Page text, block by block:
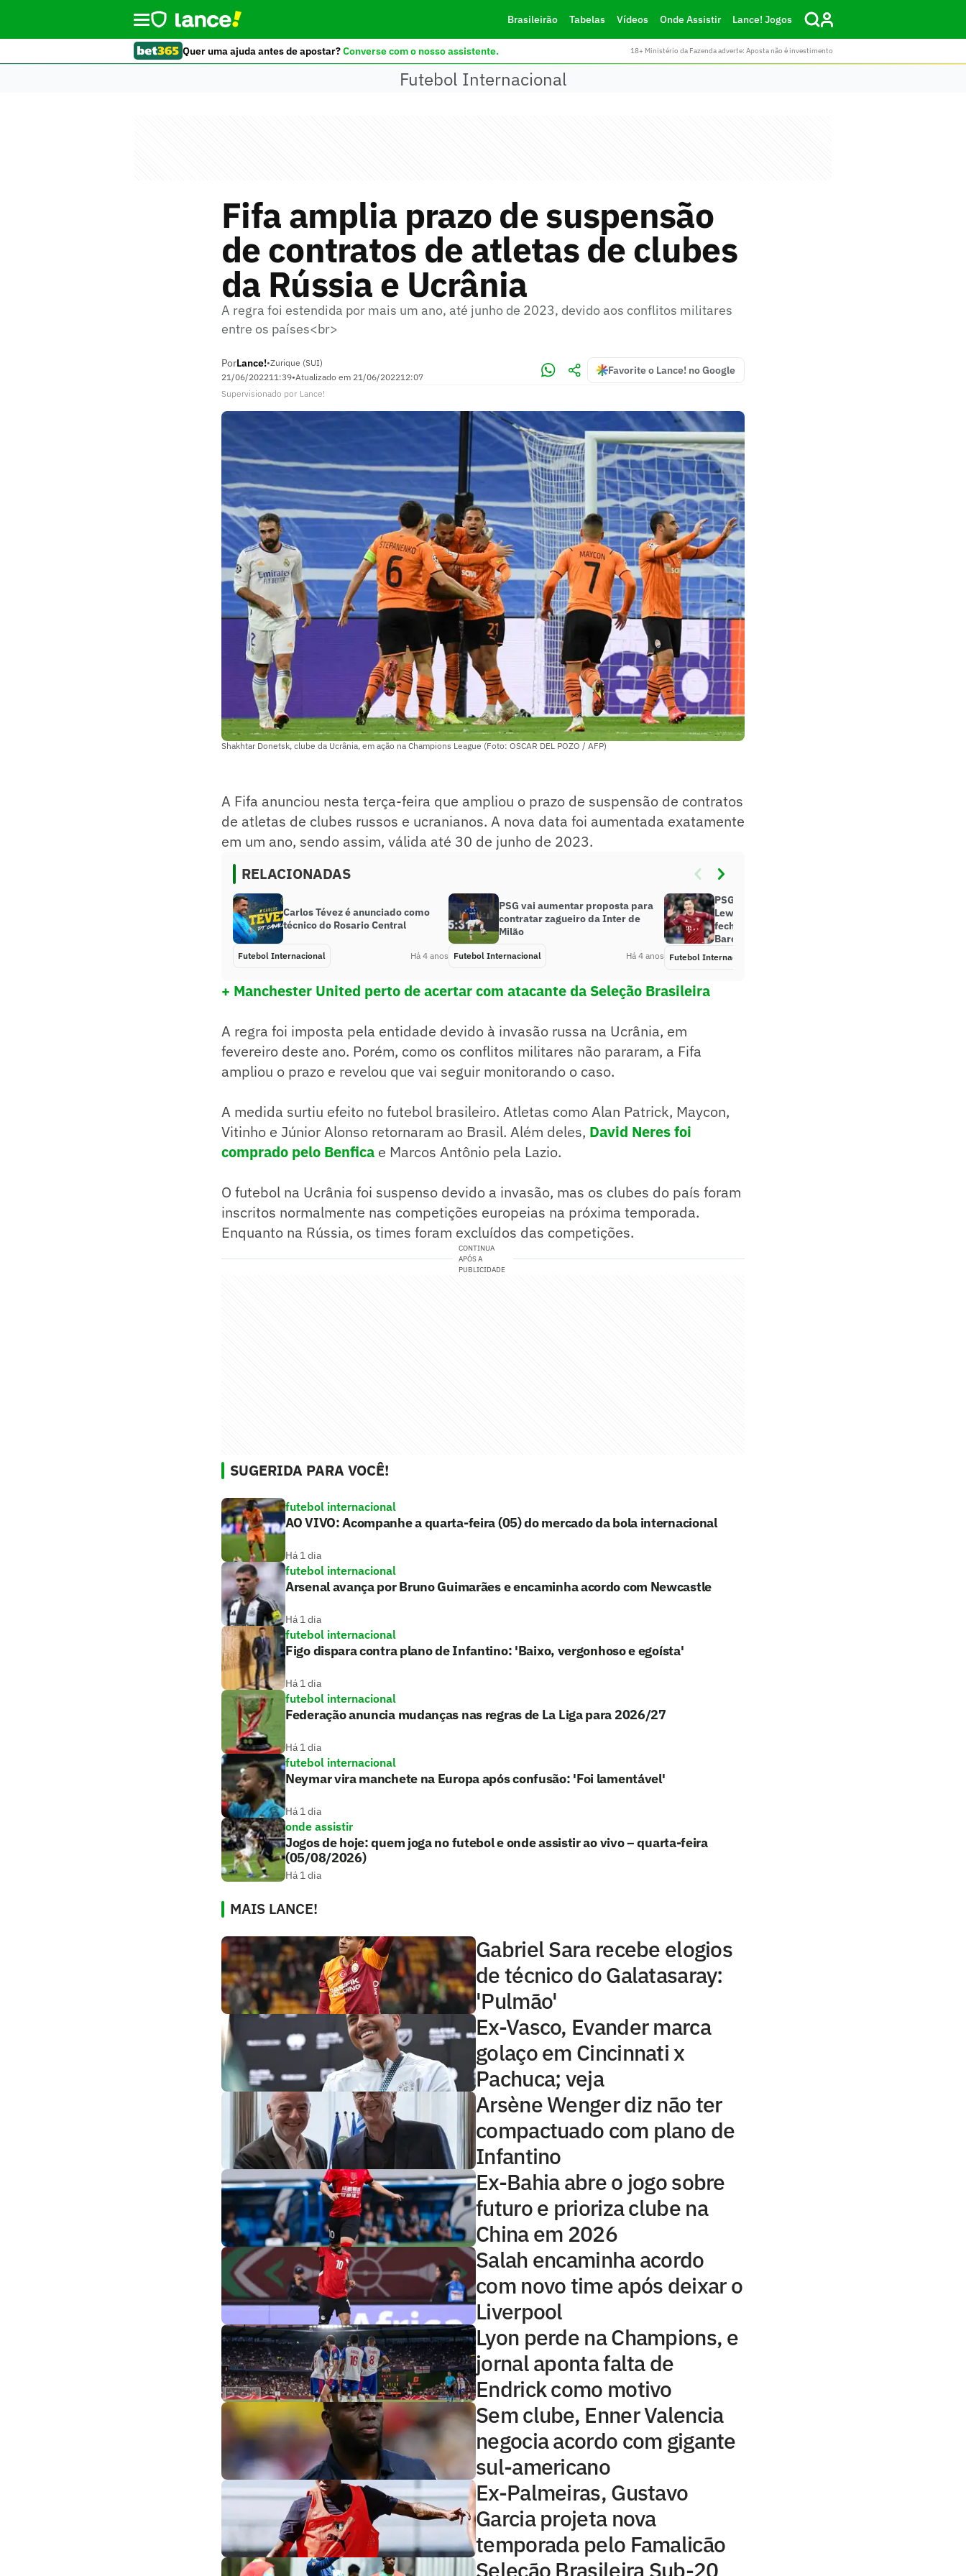
Brasileirão Tabelas Vídeos Onde Assistir Lance! Jogos
Quer uma ajuda antes de apostar?Converse com o nosso assistente. 18+ Ministério da Fazenda adverte: Aposta não é investimento
Futebol Internacional
Fifa amplia prazo de suspensão
de contratos de atletas de clubes
da Rússia e Ucrânia
A regra foi estendida por mais um ano, até junho de 2023, devido aos conflitos militares
entre os países<br>
PorLance!•Zurique (SUI)
21/06/202211:39•Atualizado em 21/06/202212:07
Favorite o Lance! no Google
Supervisionado por Lance!
Shakhtar Donetsk, clube da Ucrânia, em ação na Champions League (Foto: OSCAR DEL POZO / AFP)
A Fifa anunciou nesta terça-feira que ampliou o prazo de suspensão de contratos
de atletas de clubes russos e ucranianos. A nova data foi aumentada exatamente
em um ano, sendo assim, válida até 30 de junho de 2023.
RELACIONADAS
Carlos Tévez é anunciado como
técnico do Rosario Central
Futebol Internacional Há 4 anos
PSG vai aumentar proposta para
contratar zagueiro da Inter de
Milão
Futebol Internacional Há 4 anos
PSG segue à espera de
Lewandowski, que ainda não
fechou a negociação com o
Barcelona
Futebol Internacional
+ Manchester United perto de acertar com atacante da Seleção Brasileira
A regra foi imposta pela entidade devido à invasão russa na Ucrânia, em
fevereiro deste ano. Porém, como os conflitos militares não pararam, a Fifa
ampliou o prazo e revelou que vai seguir monitorando o caso.
A medida surtiu efeito no futebol brasileiro. Atletas como Alan Patrick, Maycon,
Vitinho e Júnior Alonso retornaram ao Brasil. Além deles, David Neres foi
comprado pelo Benfica e Marcos Antônio pela Lazio.
O futebol na Ucrânia foi suspenso devido a invasão, mas os clubes do país foram
inscritos normalmente nas competições europeias na próxima temporada.
Enquanto na Rússia, os times foram excluídos das competições.
CONTINUA
APÓS A
PUBLICIDADE
SUGERIDA PARA VOCÊ!
futebol internacional
AO VIVO: Acompanhe a quarta-feira (05) do mercado da bola internacional
Há 1 dia
futebol internacional
Arsenal avança por Bruno Guimarães e encaminha acordo com Newcastle
Há 1 dia
futebol internacional
Figo dispara contra plano de Infantino: 'Baixo, vergonhoso e egoísta'
Há 1 dia
futebol internacional
Federação anuncia mudanças nas regras de La Liga para 2026/27
Há 1 dia
futebol internacional
Neymar vira manchete na Europa após confusão: 'Foi lamentável'
Há 1 dia
onde assistir
Jogos de hoje: quem joga no futebol e onde assistir ao vivo – quarta-feira
(05/08/2026)
Há 1 dia
MAIS LANCE!
Gabriel Sara recebe elogios
de técnico do Galatasaray:
'Pulmão'
Ex-Vasco, Evander marca
golaço em Cincinnati x
Pachuca; veja
Arsène Wenger diz não ter
compactuado com plano de
Infantino
Ex-Bahia abre o jogo sobre
futuro e prioriza clube na
China em 2026
Salah encaminha acordo
com novo time após deixar o
Liverpool
Lyon perde na Champions, e
jornal aponta falta de
Endrick como motivo
Sem clube, Enner Valencia
negocia acordo com gigante
sul-americano
Ex-Palmeiras, Gustavo
Garcia projeta nova
temporada pelo Famalicão
Seleção Brasileira Sub-20